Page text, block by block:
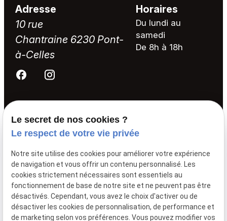
Adresse
10 rue
Chantraine 6230 Pont-
à-Celles
Horaires
Du lundi au
samedi
De 8h à 18h
Elagage
Abattage
Démontage
Haubanage
Entretien et soins des arbres
Parcs et jardins
Le secret de nos cookies ?
Le respect de votre vie privée
Notre site utilise des cookies pour améliorer votre expérience
de navigation et vous offrir un contenu personnalisé. Les
cookies strictement nécessaires sont essentiels au
fonctionnement de base de notre site et ne peuvent pas être
désactivés. Cependant, vous avez le choix d'activer ou de
désactiver les cookies de personnalisation, de performance et
de marketing selon vos préférences. Vous pouvez modifier vos